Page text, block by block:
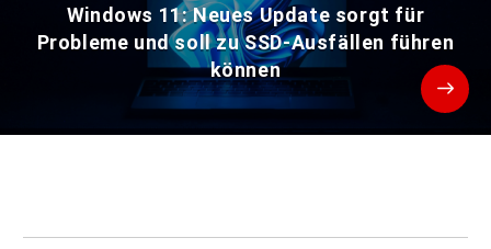
Windows 11: Neues Update sorgt für
Probleme und soll zu SSD-Ausfällen führen
können